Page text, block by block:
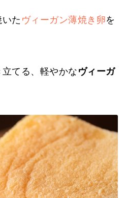
た ヴィーガン薄焼き卵を
てる、軽やかなヴィーガ